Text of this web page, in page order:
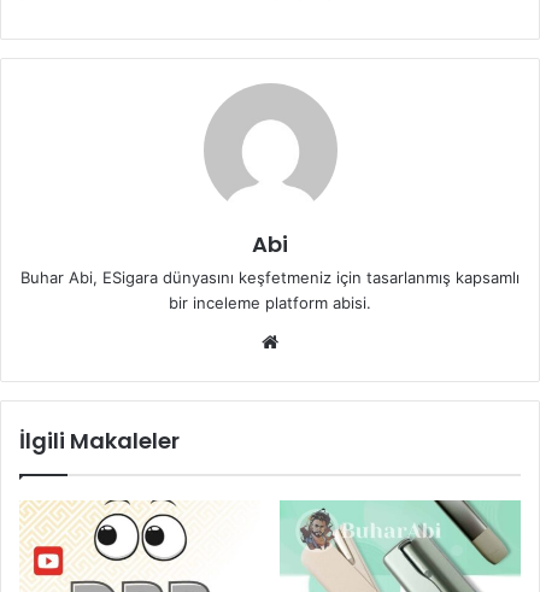
Abi
Buhar Abi, ESigara dünyasını keşfetmeniz için tasarlanmış kapsamlı
bir inceleme platform abisi.
sit
İlgili Makaleler